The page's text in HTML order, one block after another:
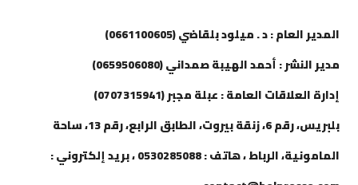
المدير العام : د . ميلود بلقاضي (0661100605)
مدير النشر : أحمد الهيبة صمداني (0659506080)
إدارة العلاقات العامة : عبلة مجبر (0707315941)
بلبريس، رقم 6، زنقة بيروت، الطابق الرابع، رقم 13، ساحة
المامونية، الرباط ، هاتف : 0530285088 ، بريد إلكتروني :